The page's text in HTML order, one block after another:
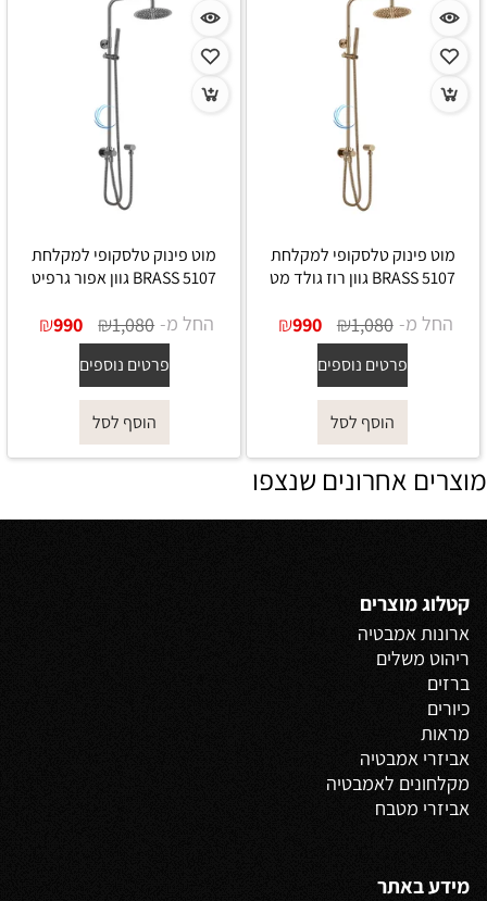
מוט פינוק טלסקופי למקלחת
5107 BRASS גוון רוז גולד מט
החל מ- ₪1,080
₪990
פרטים נוספים
הוסף לסל
מוט פינוק טלסקופי למקלחת
5107 BRASS גוון אפור גרפיט
החל מ- ₪1,080
₪990
פרטים נוספים
הוסף לסל
מוצרים אחרונים שנצפו
קטלוג מוצרים
ארונות אמבטיה
ריהוט משלים
ברזים
כיורים
מראות
אביזרי אמבטיה
מקלחונים לאמבטיה
אביזרי מטבח
מידע באתר